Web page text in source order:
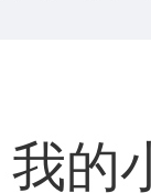
我的